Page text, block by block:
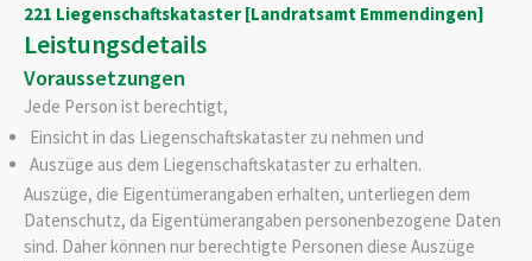
221 Liegenschaftskataster [Landratsamt Emmendingen]
Leistungsdetails
Voraussetzungen
Jede Person ist berechtigt,
Einsicht in das Liegenschaftskataster zu nehmen und
Auszüge aus dem Liegenschaftskataster zu erhalten.
Auszüge, die Eigentümerangaben erhalten, unterliegen dem
Datenschutz, da Eigentümerangaben personenbezogene Daten
sind. Daher können nur berechtigte Personen diese Auszüge